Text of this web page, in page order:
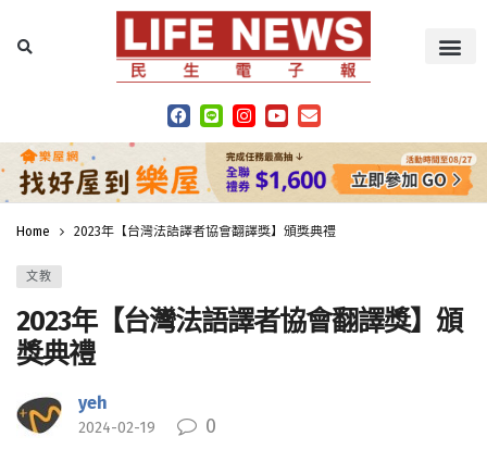
Home 2023年【台灣法語譯者協會翻譯獎】頒獎典禮
文教
2023年【台灣法語譯者協會翻譯獎】頒
獎典禮
yeh
2024-02-19 0